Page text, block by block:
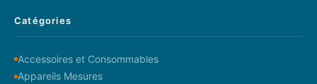
Catégories
Accessoires et Consommables
Appareils Mesures